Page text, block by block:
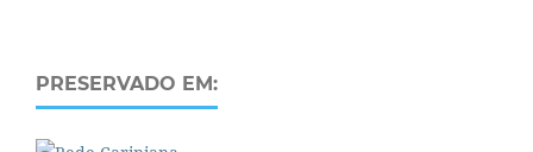
PRESERVADO EM: